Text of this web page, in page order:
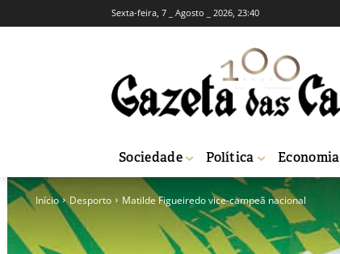
Sexta-feira, 7 _ Agosto _ 2026, 23:40
Sociedade Política Economia
Início Desporto Matilde Figueiredo vice-campeã nacional